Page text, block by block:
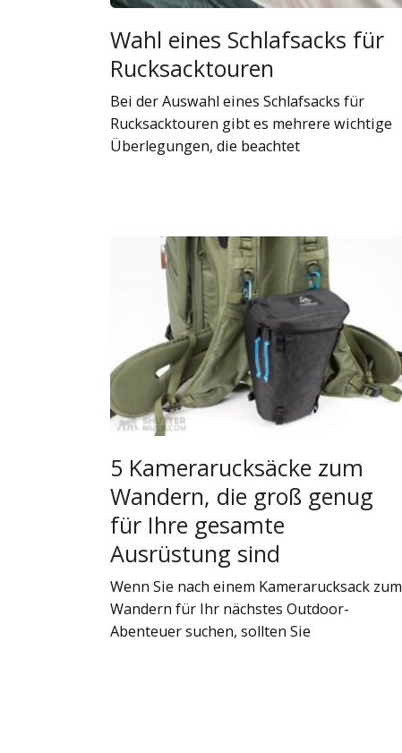
Wahl eines Schlafsacks für
Rucksacktouren
Bei der Auswahl eines Schlafsacks für
Rucksacktouren gibt es mehrere wichtige
Überlegungen, die beachtet
5 Kamerarucksäcke zum
Wandern, die groß genug
für Ihre gesamte
Ausrüstung sind
Wenn Sie nach einem Kamerarucksack zum
Wandern für Ihr nächstes Outdoor-
Abenteuer suchen, sollten Sie